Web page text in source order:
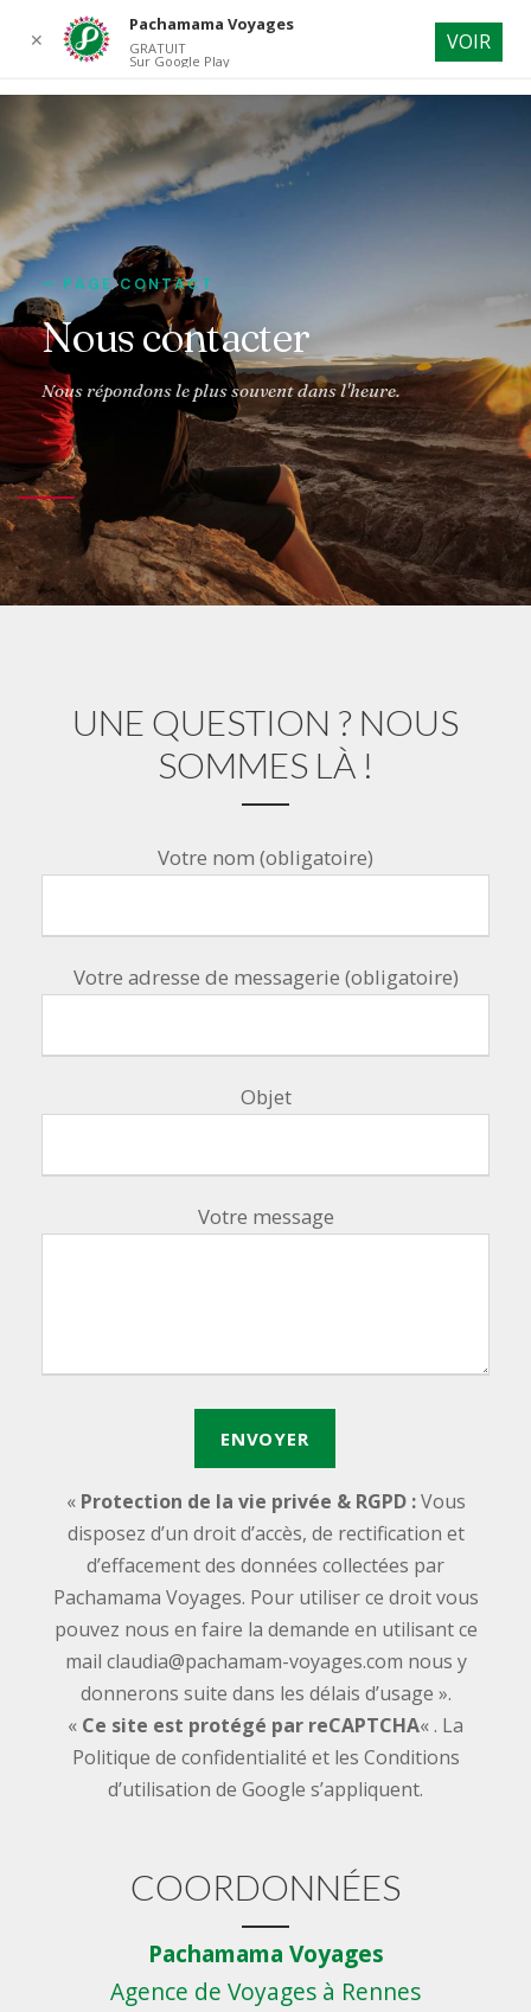
Nous contacter
Nous répondons le plus souvent dans l'heure.
UNE QUESTION ? NOUS
SOMMES LÀ !
Votre nom (obligatoire)
Votre adresse de messagerie (obligatoire)
Objet
Votre message
« Protection de la vie privée & RGPD :Vous
disposez d’un droit d’accès, de rectification et
d’effacement des données collectées par
Pachamama Voyages. Pour utiliser ce droit vous
pouvez nous en faire la demande en utilisant ce
mail claudia@pachamam-voyages.com nous y
donnerons suite dans les délais d’usage ».
« Ce site est protégé par reCAPTCHA« . La
Politique de confidentialité et les Conditions
d’utilisation de Google s’appliquent.
COORDONNÉES
Pachamama Voyages
Agence de Voyages à Rennes
✕
Pachamama Voyages
GRATUIT
Sur Google Play
VOIR